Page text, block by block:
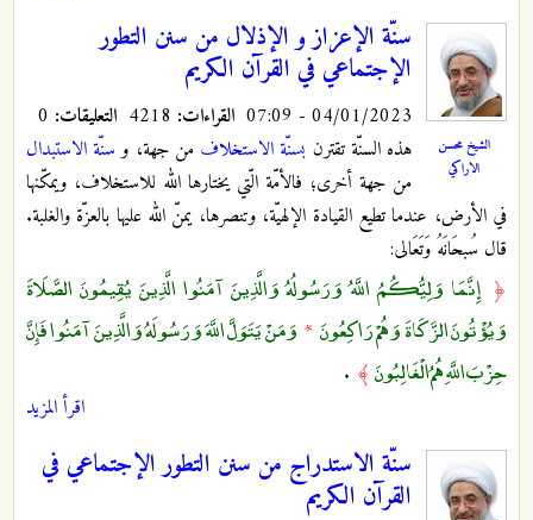
الشيخ محسن
الاراكي
سنّة الإعزاز و الإذلال‌ من سنن التطور
الإجتماعي في القرآن الكريم
04/01/2023 - 07:09 القراءات: التعليقات:
هذه السنّة تقترن بسنّة الاستخلاف من جهة، وسنّة الاستبدال
من جهة أخرى؛ فالأمّة الّتي يختارها الله للاستخلاف، ويمكّنها
في الأرض، عندما تطيع القيادة الإلهيّة، وتنصرها، يمنّ الله عليها بالعزّة والغلبة.
قال سُبحَانَهُ وَتَعَالى:
﴿ إِنَّمَا وَلِيُّكُمُ اللَّهُ وَرَسُولُهُ وَالَّذِينَ آمَنُوا الَّذِينَ يُقِيمُونَ الصَّلَاةَ
وَيُؤْتُونَ الزَّكَاةَ وَهُمْ رَاكِعُونَ* وَمَنْ يَتَوَلَّ اللَّهَ وَرَسُولَهُ وَالَّذِينَ آمَنُوا فَإِنَّ
حِزْبَ اللَّهِ هُمُ الْغَالِبُونَ ﴾ .
اقرأ المزيد
سنّة الاستدراج‌ من سنن التطور الإجتماعي في
القرآن الكريم